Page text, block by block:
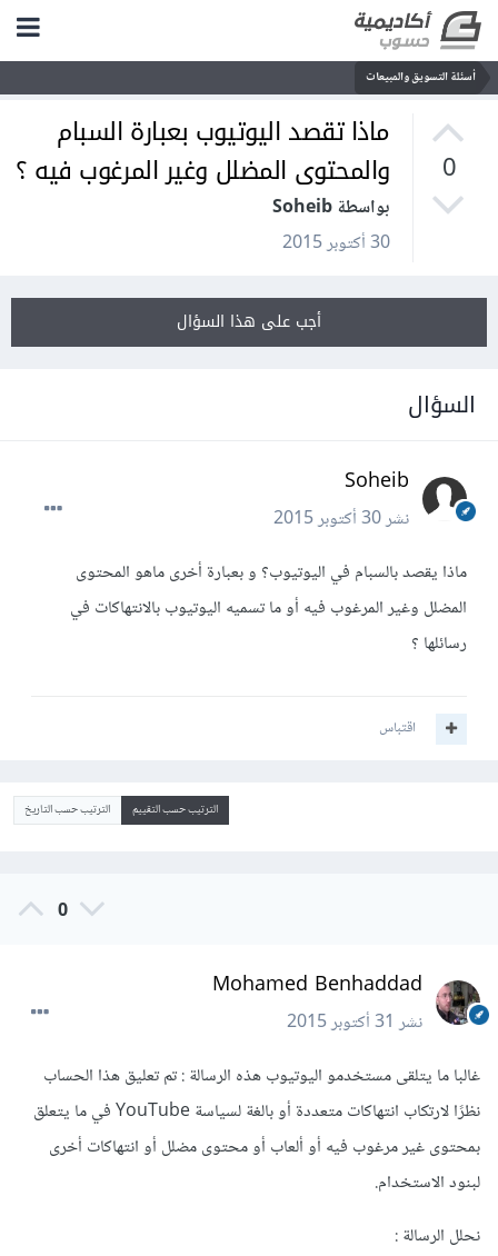
أسئلة التسويق والمبيعات
0
ماذا تقصد اليوتيوب بعبارة السبام
والمحتوى المضلل وغير المرغوب فيه ؟
بواسطة Soheib
30 أكتوبر 2015
أجب على هذا السؤال
السؤال
Soheib
نشر30 أكتوبر 2015
ماذا يقصد بالسبام في اليوتيوب؟ و بعبارة أخرى ماهو المحتوى
المضلل وغير المرغوب فيه أو ما تسميه اليوتيوب بالانتهاكات في
رسائلها ؟
اقتباس
الترتيب حسب التقييم الترتيب حسب التاريخ
0
Mohamed Benhaddad
نشر31 أكتوبر 2015
غالبا ما يتلقى مستخدمو اليوتيوب هذه الرسالة : تم تعليق هذا الحساب
نظرًا لارتكاب انتهاكات متعددة أو بالغة لسياسة YouTube في ما يتعلق
بمحتوى غير مرغوب فيه أو ألعاب أو محتوى مضلل أو انتهاكات أخرى
لبنود الاستخدام.
نحلل الرسالة :